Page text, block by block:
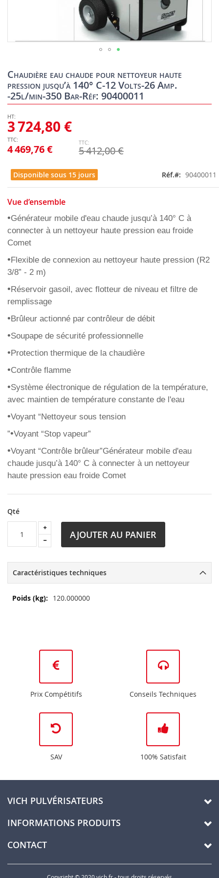
Chaudière eau chaude pour nettoyeur haute
pression jusqu’à 140° C-12 Volts-26 Amp.
-25l/min-350 Bar-Réf: 90400011
4 469,76 €
3 724,80 €
5 412,00 €
Disponible sous 15 jours Réf. 90400011
Vue d’ensemble
•Générateur mobile d'eau chaude jusqu’à 140° C à
connecter à un nettoyeur haute pression eau froide
Comet
•Flexible de connexion au nettoyeur haute pression (R2
3/8” - 2 m)
•Réservoir gasoil, avec flotteur de niveau et filtre de
remplissage
•Brûleur actionné par contrôleur de débit
•Soupape de sécurité professionnelle
•Protection thermique de la chaudière
•Contrôle flamme
•Système électronique de régulation de la température,
avec maintien de température constante de l'eau
•Voyant “Nettoyeur sous tension
”•Voyant “Stop vapeur”
•Voyant “Contrôle brûleur”Générateur mobile d'eau
chaude jusqu’à 140° C à connecter à un nettoyeur
haute pression eau froide Comet
Qté
AJOUTER AU PANIER
to
the
beginning
of
images
gallery
Caractéristiques techniques
Plus
120.000000
Prix Compétitifs Conseils Techniques
SAV 100% Satisfait
VICH PULVÉRISATEURS
INFORMATIONS PRODUITS
CONTACT